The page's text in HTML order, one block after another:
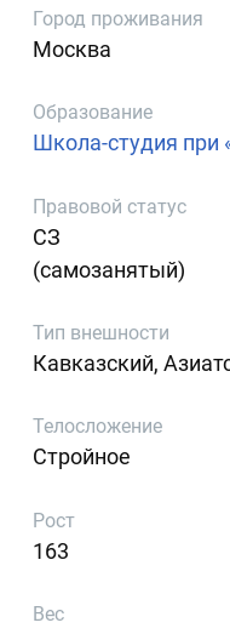
Город проживания
Москва
Образование
Школа-студия при
Правовой статус
СЗ
(самозанятый)
Тип внешности
Кавказский,
Телосложение
Стройное
Рост
163
Вес